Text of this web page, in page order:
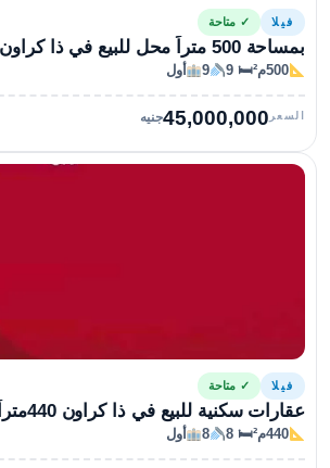
فيلا ✓ متاحة
بمساحة 500 متراً محل للبيع في ذا كراون
500م² 🛏 9
9 أول
السعر 45,000,000جنيه
فيلا ✓ متاحة
عقارات سكنية للبيع في ذا كراون 440متراً
440م² 🛏 8
8 أول